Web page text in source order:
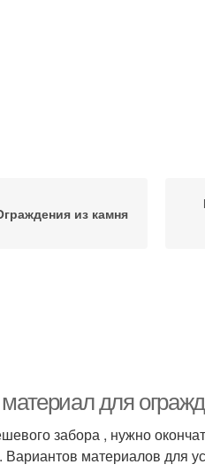
из камня
для
забора , нужно
материалов для